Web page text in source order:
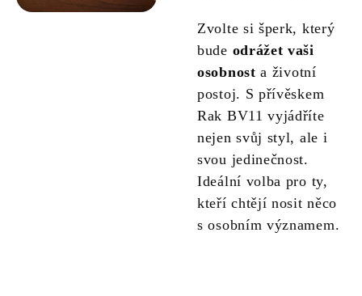
Zvolte si šperk, který
bude odrážet vaši
osobnost a životní
postoj. S přívěskem
Rak BV11 vyjádříte
nejen svůj styl, ale i
svou jedinečnost.
Ideální volba pro ty,
kteří chtějí nosit něco
s osobním významem.